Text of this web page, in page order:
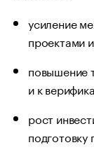
усиление
проектами
повышение
и к
рост
подготовку